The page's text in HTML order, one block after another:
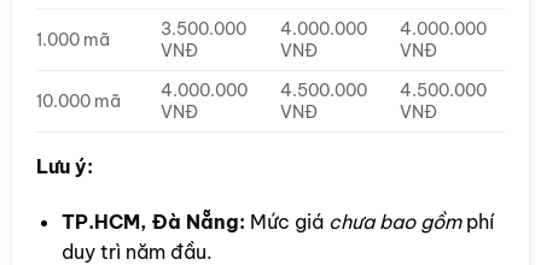
1.000 mã
3.500.000
VNĐ
4.000.000
VNĐ
4.000.000
VNĐ
10.000 mã
4.000.000
VNĐ
4.500.000
VNĐ
4.500.000
VNĐ
Lưu ý:
TP.HCM, Đà Nẵng: Mức giá chưa bao gồmphí
duy trì năm đầu.